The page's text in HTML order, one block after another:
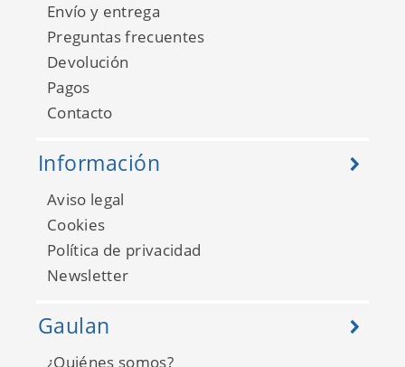
Envío y entrega
Preguntas frecuentes
Devolución
Pagos
Contacto
Información
Aviso legal
Cookies
Política de privacidad
Newsletter
Gaulan
¿Quiénes somos?